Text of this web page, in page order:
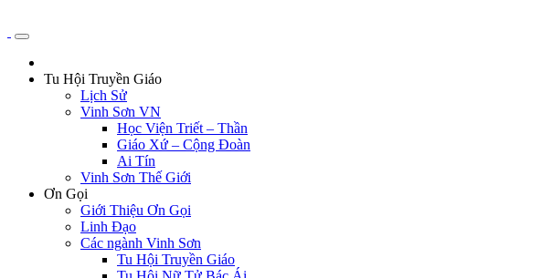
Tu Hội Truyền Giáo
Lịch Sử
Vinh Sơn VN
Học Viện Triết – Thần
Giáo Xứ – Cộng Đoàn
Ai Tín
Vinh Sơn Thế Giới
Ơn Gọi
Giới Thiệu Ơn Gọi
Linh Đạo
Các ngành Vinh Sơn
Tu Hội Truyền Giáo